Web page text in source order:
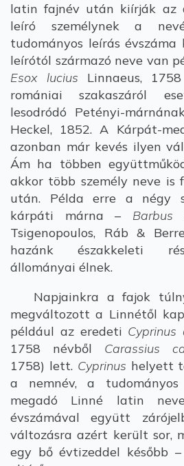
latin fajnév után kiírják az
leíró személynek a
tudományos leírás
leírótól származó neve van
Esox lucius Linnaeus,
romániai szakaszáról
lesodródó Petényi-
Heckel, 1852. A Kárpát-
azonban már kevés ilyen
Ám ha többen
akkor több személy neve is
után. Példa erre a négy
kárpáti márna – Barbus
Tsigenopoulos, Ráb &
hazánk északkeleti
állományai élnek.
Napjainkra a fajok
megváltozott a Linnétől
például az eredeti Cyprinus
1758 névből Carassius
1758) lett. Cyprinus helyett
a nemnév, a
megadó Linné latin
évszámával együtt
változásra azért került sor,
egy bő évtizeddel később